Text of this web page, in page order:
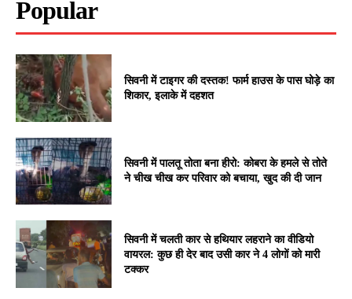
Popular
सिवनी में टाइगर की दस्तक! फार्म हाउस के पास घोड़े का
शिकार, इलाके में दहशत
सिवनी में पालतू तोता बना हीरो: कोबरा के हमले से तोते
ने चीख चीख कर परिवार को बचाया, खुद की दी जान
सिवनी में चलती कार से हथियार लहराने का वीडियो
वायरल: कुछ ही देर बाद उसी कार ने 4 लोगों को मारी
टक्कर